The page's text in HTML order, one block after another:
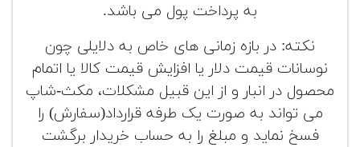
به پرداخت پول می باشد.
نکته: در بازه زمانی های خاص به دلایلی چون
نوسانات قیمت دلار یا افزایش قیمت کالا یا اتمام
محصول در انبار و از این قبیل مشکلات، مکث-شاپ
می تواند به صورت یک طرفه قرارداد(سفارش) را
فسخ نماید و مبلغ را به حساب خریدار برگشت